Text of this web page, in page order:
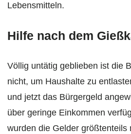
Lebensmitteln.
Hilfe nach dem
Völlig untätig geblieben ist die
nicht, um Haushalte zu
und jetzt das Bürgergeld
über geringe Einkommen
wurden die Gelder größtenteils